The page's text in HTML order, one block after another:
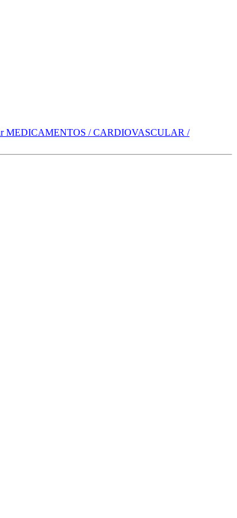
MEDICAMENTOS / CARDIOVASCULAR /